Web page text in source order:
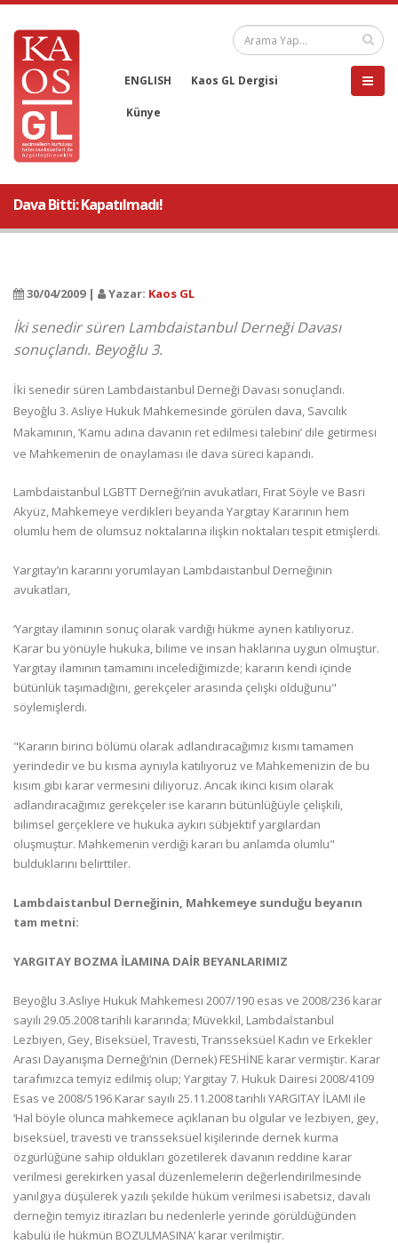
ENGLISH Kaos GL Dergisi
Künye
Dava Bitti: Kapatılmadı!
30/04/2009 | Yazar: Kaos GL
İki senedir süren Lambdaistanbul Derneği Davası
sonuçlandı. Beyoğlu 3.
İki senedir süren Lambdaistanbul Derneği Davası sonuçlandı.
Beyoğlu 3. Asliye Hukuk Mahkemesinde görülen dava, Savcılık
Makamının, ‘Kamu adına davanın ret edilmesi talebini’ dile getirmesi
ve Mahkemenin de onaylaması ile dava süreci kapandı.
Lambdaistanbul LGBTT Derneği’nin avukatları, Fırat Söyle ve Basri
Akyüz, Mahkemeye verdikleri beyanda Yargıtay Kararının hem
olumlu hem de olumsuz noktalarına ilişkin noktaları tespit etmişlerdi.
Yargıtay’ın kararını yorumlayan Lambdaistanbul Derneğinin
avukatları,
‘Yargıtay ilamının sonuç olarak vardığı hükme aynen katılıyoruz.
Karar bu yönüyle hukuka, bilime ve insan haklarına uygun olmuştur.
Yargıtay ilamının tamamını incelediğimizde; kararın kendi içinde
bütünlük taşımadığını, gerekçeler arasında çelişki olduğunu"
söylemişlerdi.
"Kararın birinci bölümü olarak adlandıracağımız kısmı tamamen
yerindedir ve bu kısma aynıyla katılıyoruz ve Mahkemenizin de bu
kısım gibi karar vermesini diliyoruz. Ancak ikinci kısım olarak
adlandıracağımız gerekçeler ise kararın bütünlüğüyle çelişkili,
bilimsel gerçeklere ve hukuka aykırı sübjektif yargılardan
oluşmuştur. Mahkemenin verdiği kararı bu anlamda olumlu"
bulduklarını belirttiler.
Lambdaistanbul Derneğinin, Mahkemeye sunduğu beyanın
tam metni:
YARGITAY BOZMA İLAMINA DAİR BEYANLARIMIZ
Beyoğlu 3.Asliye Hukuk Mahkemesi 2007/190 esas ve 2008/236 karar
sayılı 29.05.2008 tarihli kararında; Müvekkil, Lambdaİstanbul
Lezbiyen, Gey, Biseksüel, Travesti, Transseksüel Kadın ve Erkekler
Arası Dayanışma Derneği’nin (Dernek) FESHİNE karar vermiştir. Karar
tarafımızca temyiz edilmiş olup; Yargıtay 7. Hukuk Dairesi 2008/4109
Esas ve 2008/5196 Karar sayılı 25.11.2008 tarihli YARGITAY İLAMI ile
‘Hal böyle olunca mahkemece açıklanan bu olgular ve lezbiyen, gey,
biseksüel, travesti ve transseksüel kişilerinde dernek kurma
özgürlüğüne sahip oldukları gözetilerek davanın reddine karar
verilmesi gerekirken yasal düzenlemelerin değerlendirilmesinde
yanılgıya düşülerek yazılı şekilde hüküm verilmesi isabetsiz, davalı
derneğin temyiz itirazları bu nedenlerle yerinde görüldüğünden
kabulü ile hükmün BOZULMASINA’ karar verilmiştir.